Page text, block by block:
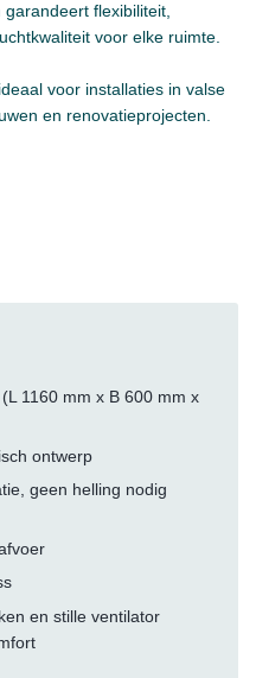
flexibiliteit,
voor elke ruimte.
voor installaties in valse
en renovatieprojecten.
1160 mm x B 600 mm x
ontwerp
geen helling nodig
en stille ventilator